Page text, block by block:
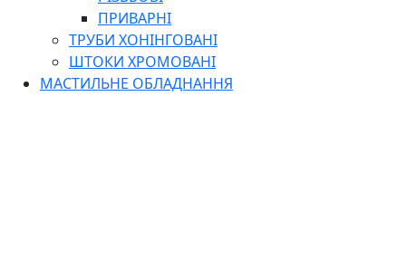
ПРИВАРНІ
ТРУБИ ХОНІНГОВАНІ
ШТОКИ ХРОМОВАНІ
МАСТИЛЬНЕ ОБЛАДНАННЯ